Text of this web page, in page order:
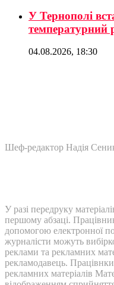
У Тернополі
температурний
04.08.2026, 18:30
Шеф-редактор Надія
У разі передруку
першому абзаці.
допомогою електронної
журналісти можуть
реклами та рекламних
рекламодавець.
рекламних матеріалів